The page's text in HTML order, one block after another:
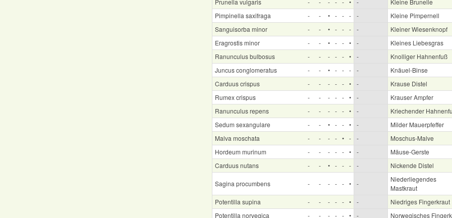
Pimpinella saxifraga
- - • - - - -
Kleine Pimpernell
Sanguisorba minor
- - • - - - -
Kleiner Wiesenknopf
Eragrostis minor
- - • - - • -
Kleines Liebesgras
Ranunculus bulbosus
- - - - - • -
Knolliger Hahnenfuß
Juncus conglomeratus
- - • - - - -
Knäuel-Binse
Carduus crispus
- - - - - • -
Krause Distel
Rumex crispus
- - - - - • -
Krauser Ampfer
Ranunculus repens
- - - - - • -
Kriechender
Sedum sexangulare
- - • - - • -
Milder Mauerpfeffer
Malva moschata
- - - - • - -
Moschus-Malve
Hordeum murinum
- - - - - • -
Mäuse-Gerste
Carduus nutans
- - • - - - - Nickende Distel
Sagina procumbens - - - - - • -
Niederliegendes
Mastkraut
Potentilla supina
- - - - - • -
Niedriges Fingerkraut
Potentilla norvegica
- - - - - • - Norwegisches